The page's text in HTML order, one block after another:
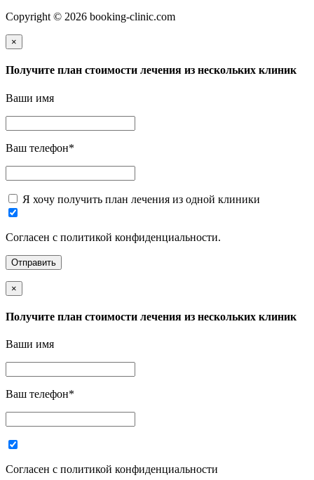
Copyright © 2026 booking-clinic.com
×
Получите план стоимости лечения из нескольких клиник
Ваши имя
Ваш телефон*
Я хочу получить план лечения из одной клиники
Согласен с политикой конфиденциальности.
×
Получите план стоимости лечения из нескольких клиник
Ваши имя
Ваш телефон*
Согласен с политикой конфиденциальности